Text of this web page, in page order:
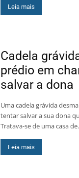
Leia mais
Cadela
prédio em
salvar a dona
Uma cadela grávida
tentar salvar a sua dona
Tratava-se de uma casa
Leia mais